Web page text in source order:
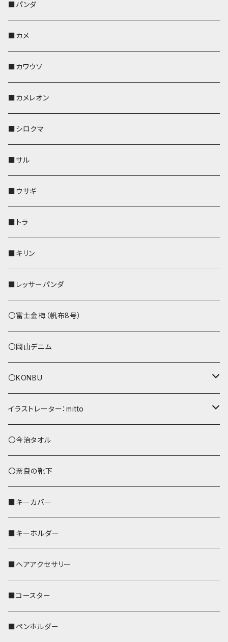
靴下・ミニタオル
財布
その他
ペンホルダー
財布
靴下・ミニタオル
その他
レザートレイ
ペンホルダー
財布
靴下・ミニタオル
その他
レザートレイ
ペンホルダー
ペットボトルホルダー
スマホケース
財布
靴下・ミニタオル
その他
AppleWatchバンド
レザートレイ
ペンホルダー
靴下・ミニタオル
財布
その他
帆布・デニム
KONBU
ポーチ
AppleWatchバンド
ペンホルダー
レザートレイ
財布
靴下・ミニタオル
その他
ポーチ
ポシェット・バッグ
帆布・デニム
KONBU
コインケース
AppleWatchバンド
ペットボトルホルダー
ペンホルダー
靴下・ミニタオル
財布
その他
コインケース
レザートレイ
ペンホルダー
ペットボトルホルダー
AppleWatchバンド
財布
その他
レザートレイ
ペンホルダー
ペットボトルホルダー
キーケース
名刺入れ・カードケース
AppleWatchバンド
財布
メガネケース
レザートレイ
キーケース
ペンホルダー
IDカードケース
ペットボトルホルダー
その他
リール付きストラップ
リールのみ
ストラップ付
パスケース
キーケース
コインケース
名刺入れ
AppleWatchバンド
メガネケース
財布
IDカードケース
パスケース
名刺入れ・カードケース
メガネケース
リール付きストラップ
リールのみ
ストラップ付
ペットボトルホルダー
キーケース
ペンホルダー
AppleWatchバンド
L字ファスナー財布
その他
パスケース
キーケース
コインケース
メガネケース
名刺入れ
財布
Apple Watchバンド
その他
■パンダ
■カメ
■カワウソ
■カメレオン
■シロクマ
■サル
■ウサギ
■トラ
■キリン
■レッサーパンダ
〇富士金梅（帆布8号）
〇岡山デニム
〇KONBU
ショルダーバッグ
あずまバッグ
トートバッグ（L）
バッグインバッグ
イラストレーター：mitto
シマエナガ
ハシビロコウ
オカメインコ
歌うオカメちゃん
おかめ３兄弟
セキセイインコ
文鳥
鹿
ペンギン
〇今治タオル
〇奈良の靴下
■キーカバー
■キーホルダー
■ヘアアクセサリー
■コースター
■ペンホルダー